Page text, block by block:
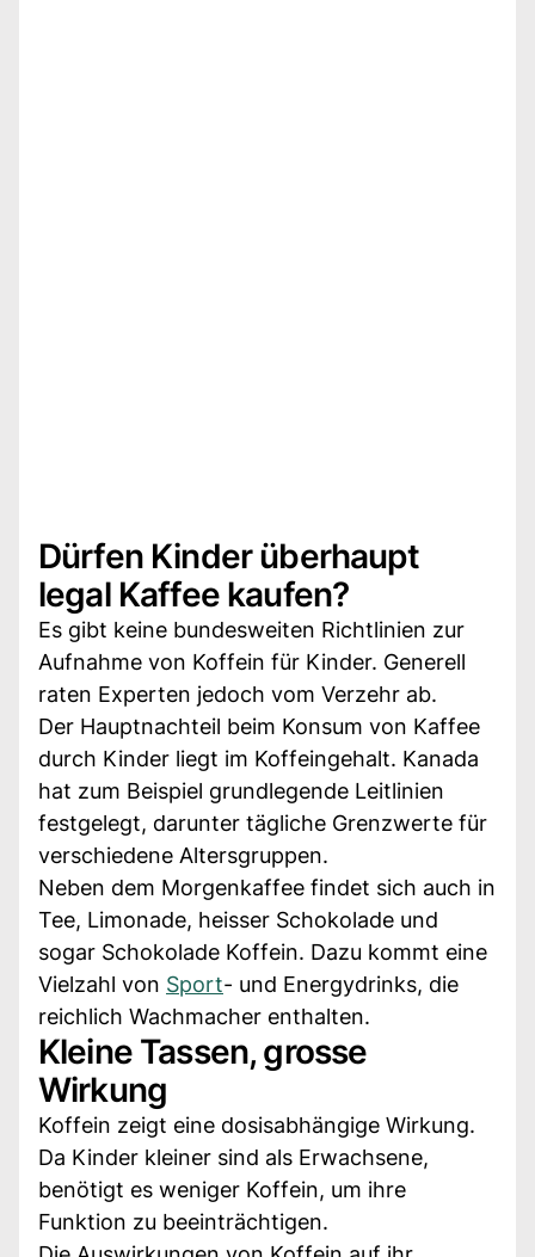
Dürfen Kinder überhaupt
legal Kaffee kaufen?
Es gibt keine bundesweiten Richtlinien zur
Aufnahme von Koffein für Kinder. Generell
raten Experten jedoch vom Verzehr ab.
Der Hauptnachteil beim Konsum von Kaffee
durch Kinder liegt im Koffeingehalt. Kanada
hat zum Beispiel grundlegende Leitlinien
festgelegt, darunter tägliche Grenzwerte für
verschiedene Altersgruppen.
Neben dem Morgenkaffee findet sich auch in
Tee, Limonade, heisser Schokolade und
sogar Schokolade Koffein. Dazu kommt eine
Vielzahl von Sport- und Energydrinks, die
reichlich Wachmacher enthalten.
Kleine Tassen, grosse
Wirkung
Koffein zeigt eine dosisabhängige Wirkung.
Da Kinder kleiner sind als Erwachsene,
benötigt es weniger Koffein, um ihre
Funktion zu beeinträchtigen.